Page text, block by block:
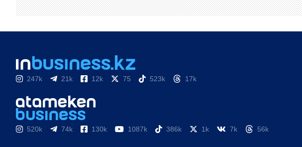
247k 21k 12k 75 523k 17k
520k 74k 130k 1087k 386k 1k 7k 56k